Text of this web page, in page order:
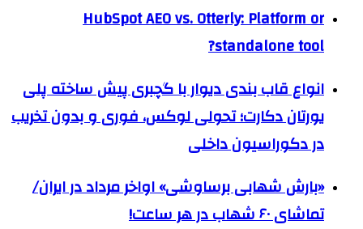
HubSpot AEO vs. Otterly: Platform or
standalone tool?
انواع قاب بندی دیوار با گچبری پیش ساخته پلی
یورتان دکارت؛ تحولی لوکس، فوری و بدون تخریب
در دکوراسیون داخلی
«بارش شهابی برساوشی» اواخر مرداد در ایران/
تماشای ۶۰ شهاب در هر ساعت!